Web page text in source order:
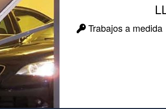
Trabajos a medida